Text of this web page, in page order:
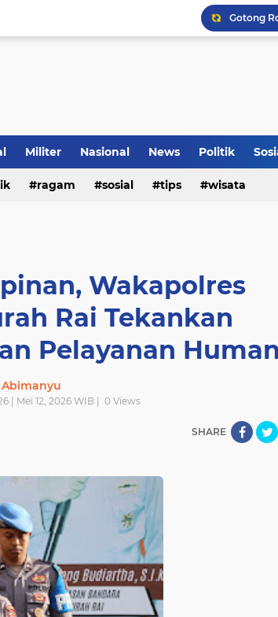
Voli
Militer Nasional News Politik
ragam sosial tips wisata
Wakapolres
Rai Tekankan
Pelayanan
Abimanyu
| Mei 12, 2026 WIB | 0 Views
SHARE